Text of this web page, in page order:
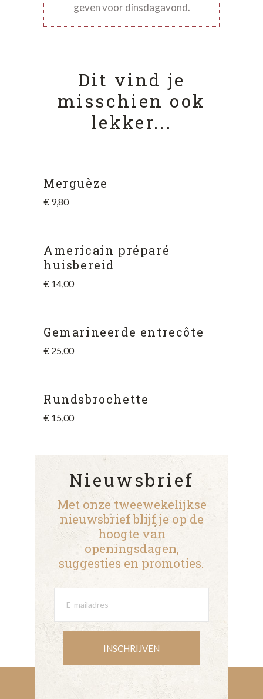
geven voor dinsdagavond.
Dit vind je
misschien ook
lekker...
Merguèze
€ 9,80
Americain préparé
huisbereid
€ 14,00
Gemarineerde entrecôte
€ 25,00
Rundsbrochette
€ 15,00
Nieuwsbrief
Met onze tweewekelijkse
nieuwsbrief blijf je op de
hoogte van
openingsdagen,
suggesties en promoties.
INSCHRIJVEN